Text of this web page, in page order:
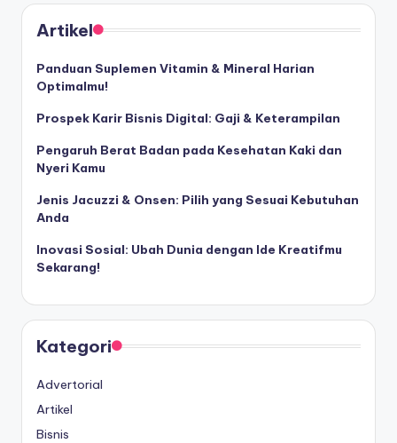
Artikel
Panduan Suplemen Vitamin & Mineral Harian
Optimalmu!
Prospek Karir Bisnis Digital: Gaji & Keterampilan
Pengaruh Berat Badan pada Kesehatan Kaki dan
Nyeri Kamu
Jenis Jacuzzi & Onsen: Pilih yang Sesuai Kebutuhan
Anda
Inovasi Sosial: Ubah Dunia dengan Ide Kreatifmu
Sekarang!
Kategori
Advertorial
Artikel
Bisnis